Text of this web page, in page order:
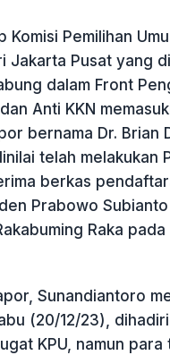
Komisi Pemilihan
Jakarta Pusat yang
dalam Front
Anti KKN
bernama Dr. Brian
telah melakukan
berkas
Prabowo Subianto
Raka
Sunandiantoro
(20/12/23),
KPU, namun